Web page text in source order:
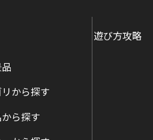
から探す
ら探す
遊び方攻略